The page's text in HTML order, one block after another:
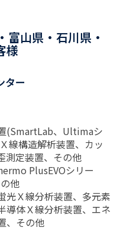
富山県・石川県・
様
ター
(SmartLab、Ultimaシ
線構造解析装置、カッ
測定装置、その他
PlusEVOシリー
他
光Ｘ線分析装置、多元素
導体Ｘ線分析装置、エネ
、その他